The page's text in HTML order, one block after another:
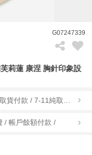
G07247339
莉蓮 康涅 胸針印象設
/ 帳戶餘額付款 /